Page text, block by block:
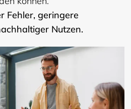
Fehler, geringere
Nutzen.